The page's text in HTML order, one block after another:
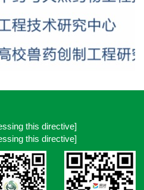
this directive]
this directive]